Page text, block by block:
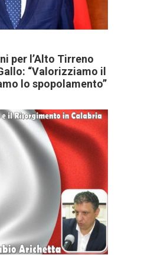
per l’Alto Tirreno
“Valorizziamo il
lo spopolamento”